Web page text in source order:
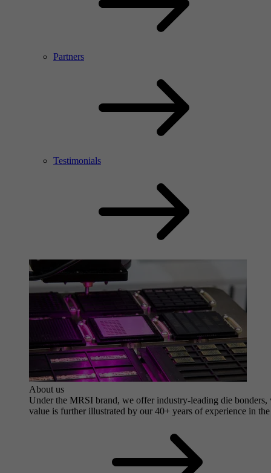
Partners
Testimonials
About us
Under the MRSI brand, we offer industry-leading die
value is further illustrated by our 40+ years of experience in